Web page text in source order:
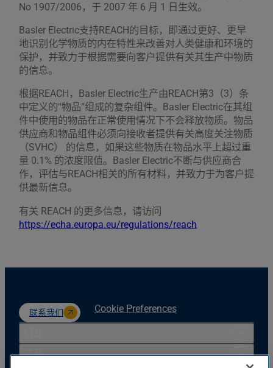
No 1907/2006，于 2007 年 6 月 1 日生效。
Basler Electric支持REACH的目标，即通过更好、更早
地识别化学物质的内在特性来改善对人类健康和环境的
保护，并致力于根据需要向客户提供有关其生产中物质
的信息。
根据REACH，Basler Electric生产由REACH第3（3）条
中定义的“物品”组成的复杂组件。Basler Electric在其组
件中使用的物品在正常使用情况下不会释放物质。物品
供应商和物品组件必须向接收者提供有关高度关注物质
（SVHC） 的信息，如果这些物质在物品水平上超过重
量 0.1% 的浓度限值。Basler Electric不断与供应商合
作，评估与REACH相关的所有材料，并致力于为客户提
供最新信息。
有关 REACH 的更多信息，请访问
https://echa.europa.eu/regulations/reach
联系我们 Cookie Preferences
产品